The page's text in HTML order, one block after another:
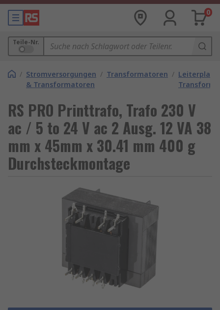
0
Teile-Nr.
/ Stromversorgungen
& Transformatoren
/ Transformatoren /
RS PRO Printtrafo, Trafo 230 V
ac / 5 to 24 V ac 2 Ausg. 12 VA 38
mm x 45mm x 30.41 mm 400 g
Durchsteckmontage